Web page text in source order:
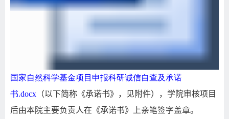
国家自然科学基金项目申报科研诚信自查及承诺
书.docx （以下简称《承诺书》，见附件），学院审核项目
后由本院主要负责人在《承诺书》上亲笔签字盖章。